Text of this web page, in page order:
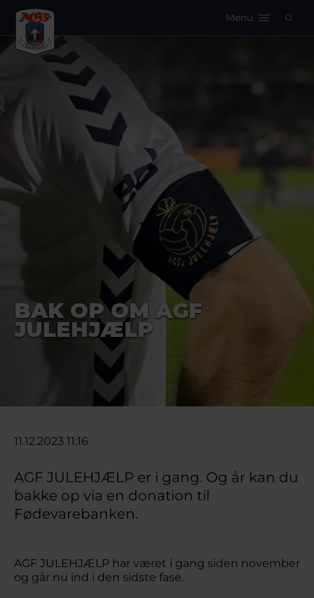
Menu
BAK OP OM AGF
JULEHJÆLP
11.12.2023 11:16
AGF JULEHJÆLP er i gang. Og år kan du
bakke op via en donation til
Fødevarebanken.
AGF JULEHJÆLP har været i gang siden november
og går nu ind i den sidste fase.